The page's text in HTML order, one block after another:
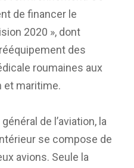
de financer le
2020 », dont
des
roumaines aux
et maritime.
de l’aviation, la
se compose de
avions. Seule la